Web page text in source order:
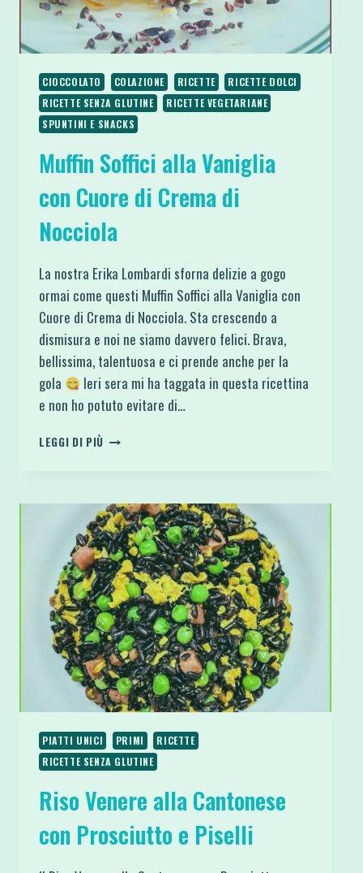
CIOCCOLATO COLAZIONE RICETTE
RICETTE DOLCI
RICETTE SENZA GLUTINE
RICETTE VEGETARIANE
SPUNTINI E SNACKS
Muffin Soffici alla Vaniglia
con Cuore di Crema di
Nocciola
La nostra Erika Lombardi sforna delizie a gogo
ormai come questi Muffin Soffici alla Vaniglia con
Cuore di Crema di Nocciola. Sta crescendo a
dismisura e noi ne siamo davvero felici. Brava,
bellissima, talentuosa e ci prende anche per la
gola
Ieri sera mi ha taggata in questa ricettina
e non ho potuto evitare di…
LEGGI DI PIÙ MUFFIN
CON
CUORE
DI
CREMA
DI
NOCCIOLA
PIATTI UNICI PRIMI
RICETTE
RICETTE SENZA GLUTINE
Riso Venere alla Cantonese
con Prosciutto e Piselli